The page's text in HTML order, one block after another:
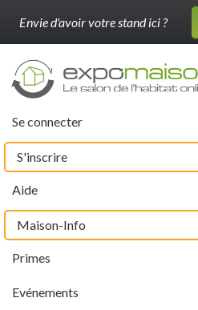
Envie d'avoir votre stand ici ?
Se connecter
S'inscrire
Aide
Evénements
Primes
Maison-Info